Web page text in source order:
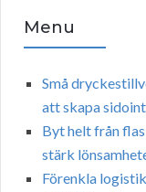
Menu
Små
att skapa
Byt helt från
stärk
Förenkla